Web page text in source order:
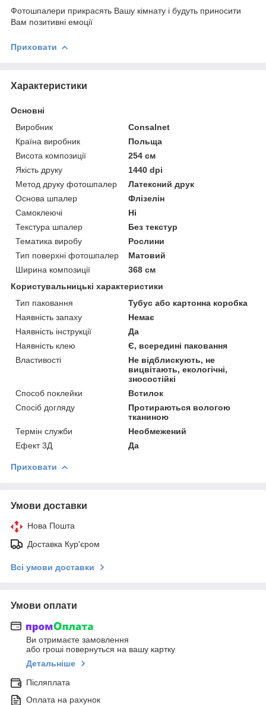
Фотошпалери прикрасять Вашу кімнату і будуть приносити
Вам позитивні емоції
Приховати
Характеристики
Основні
Виробник
Consalnet
Країна виробник
Польща
Висота композиції
254 см
Якість друку
1440 dpi
Метод друку фотошпалер
Латексний друк
Основа шпалер
Флізелін
Самоклеючі
Ні
Текстура шпалер
Без текстур
Тематика виробу
Рослини
Тип поверхні фотошпалер
Матовий
Ширина композиції
368 см
Користувальницькі характеристики
Тип паковання
Тубус або картонна коробка
Наявність запаху
Немає
Наявність інструкції
Да
Наявність клею
Є, всередині паковання
Властивості
Не відблискують, не
вицвітають, екологічні,
зносостійкі
Способ поклейки
Встилок
Спосіб догляду
Протираються вологою
тканиною
Термін служби
Необмежений
Ефект 3Д
Да
Приховати
Умови доставки
Нова Пошта
Доставка Кур'єром
Всі умови доставки
Умови оплати
Ви отримаєте замовлення
або гроші повернуться на вашу картку
Детальніше
Післяплата
Оплата на рахунок